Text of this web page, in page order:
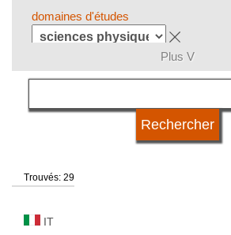
domaines d'études
langue
statut d'université
Plus V
Trouvés: 29
IT